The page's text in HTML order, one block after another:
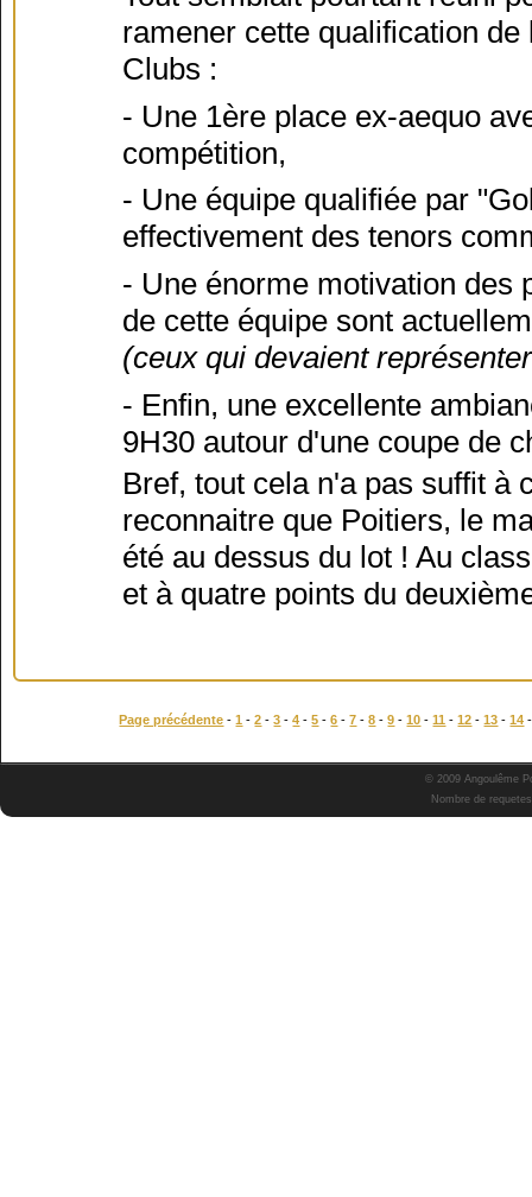
ramener cette qualification
Clubs :
- Une 1ère place ex-aequo
compétition,
- Une équipe qualifiée par
effectivement des tenors
- Une énorme motivation des
de cette équipe sont
(ceux qui devaient
- Enfin, une excellente
9H30 autour d'une coupe de
Bref, tout cela n'a pas suffit à
reconnaitre que Poitiers, le
été au dessus du lot ! Au
et à quatre points du
Page précédente -1 -2 -3 -4 -5 -6 -7 -8 -9 -10 -11 -12 -13 -14
© 2009 Angoulême
Nombre de